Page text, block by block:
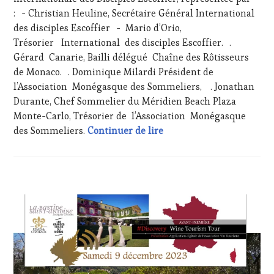
TOUR,
WINE
TOURISM
TOUR
MOVIE,
WINETASTINGVOUCHER.COM
: - Christian Heuline, Secrétaire Général International
des disciples Escoffier - Mario d’Orio,
Trésorier International des disciples Escoffier. .
Gérard Canarie, Bailli délégué Chaîne des Rôtisseurs
de Monaco. . Dominique Milardi Président de
l’Association Monégasque des Sommeliers, . Jonathan
Durante, Chef Sommelier du Méridien Beach Plaza
Monte-Carlo, Trésorier de l’Association Monégasque
des Sommeliers.Continuer de lireSamedi 09 décembre
CLUB
WINE
TASTING
VOUCHER,
CÔTES-
DE-